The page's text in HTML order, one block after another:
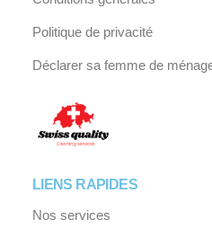
Politique de privacité
Déclarer sa femme de
LIENS RAPIDES
Nos services